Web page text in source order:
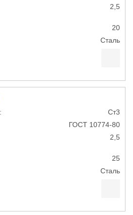
2,5
20
Сталь
Ст3
ГОСТ 10774-80
2,5
25
Сталь